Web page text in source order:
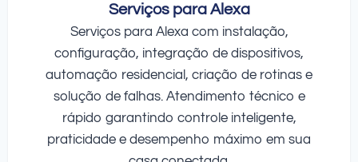
Serviços para Alexa
Serviços para Alexa com instalação,
configuração, integração de dispositivos,
automação residencial, criação de rotinas e
solução de falhas. Atendimento técnico e
rápido garantindo controle inteligente,
praticidade e desempenho máximo em sua